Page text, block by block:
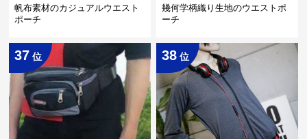
帆布素材のカジュアルウエスト
ポーチ
幾何学柄織り生地のウエストポ
ーチ
37 位 38 位